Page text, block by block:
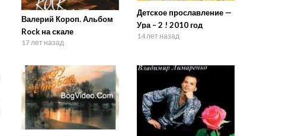
Валерий Короп. Альбом
Rock на скале
17 лет назад
Детское прославление —
Ура – 2 ! 2010 год
14 лет назад